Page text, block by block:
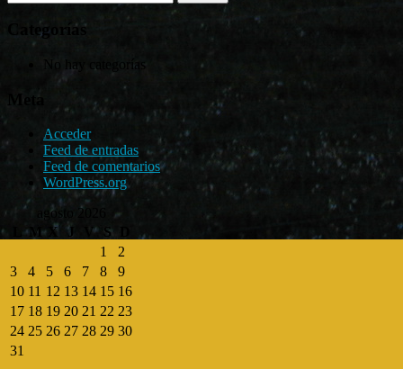
Categorías
No hay categorías
Meta
Acceder
Feed de entradas
Feed de comentarios
WordPress.org
agosto 2026
M X J V S
1
2
3
4 5 6 7 8
9
10 11 12 13 14 15 16
17 18 19 20 21 22 23
24 25 26 27 28 29 30
31